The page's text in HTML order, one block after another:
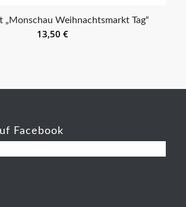
„Monschau Weihnachtsmarkt Tag“
13,50€
Facebook